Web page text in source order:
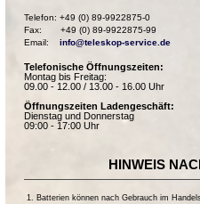
Telefon: +49 (0) 89-9922875-0
Fax:       +49 (0) 89-9922875-99
Email: info@teleskop-service.de
Telefonische Öffnungszeiten:
Montag bis Freitag:
09.00 - 12.00 / 13.00 - 16.00 Uhr
Öffnungszeiten Ladengeschäft:
Dienstag und Donnerstag
09:00 - 17:00 Uhr
HINWEIS
Batterien können nach Gebrauch im